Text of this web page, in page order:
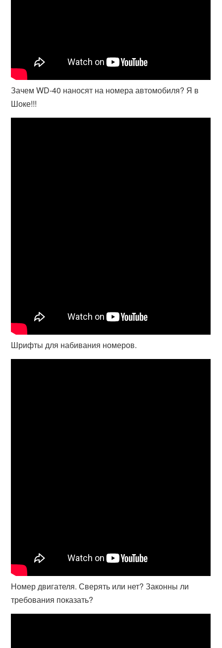
Зачем WD-40 наносят на номера автомобиля? Я в
Шоке!!!
Шрифты для набивания номеров.
Номер двигателя. Сверять или нет? Законны ли
требования показать?